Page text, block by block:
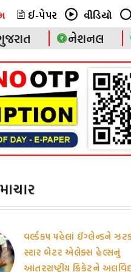
ઈ-પેપર વીડિયો
નેશનલ
વર્લ્ડકપ પહેલાં ઈંગ્લેન્ડને
સ્ટાર બેટર એલેક્સ હેલ્સનું
આંતરરાષ્ટ્રીય ક્રિકેટને